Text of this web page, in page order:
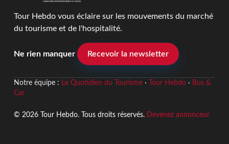
Tour Hebdo vous éclaire sur les mouvements du marché
du tourisme et de l'hospitalité.
Ne rien manquer Recevoir la newsletter
Notre équipe : Le Quotidien du Tourisme· Tour Hebdo· Bus &
Car
© 2026 Tour Hebdo. Tous droits réservés. Devenez annonceur